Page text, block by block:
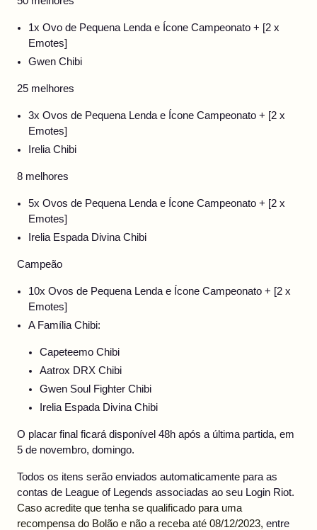
1x Ovo de Pequena Lenda e Ícone Campeonato + [2 x
Emotes]
Gwen Chibi
25 melhores
3x Ovos de Pequena Lenda e Ícone Campeonato + [2 x
Emotes]
Irelia Chibi
8 melhores
5x Ovos de Pequena Lenda e Ícone Campeonato + [2 x
Emotes]
Irelia Espada Divina Chibi
Campeão
10x Ovos de Pequena Lenda e Ícone Campeonato + [2 x
Emotes]
A Família Chibi:
Capeteemo Chibi
Aatrox DRX Chibi
Gwen Soul Fighter Chibi
Irelia Espada Divina Chibi
O placar final ficará disponível 48h após a última partida, em
5 de novembro, domingo.
Todos os itens serão enviados automaticamente para as
contas de League of Legends associadas ao seu Login Riot.
Caso acredite que tenha se qualificado para uma
recompensa do Bolão e não a receba até 08/12/2023, entre